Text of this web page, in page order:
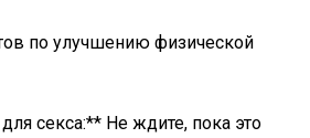
по улучшению физической
секса:** Не ждите, пока это